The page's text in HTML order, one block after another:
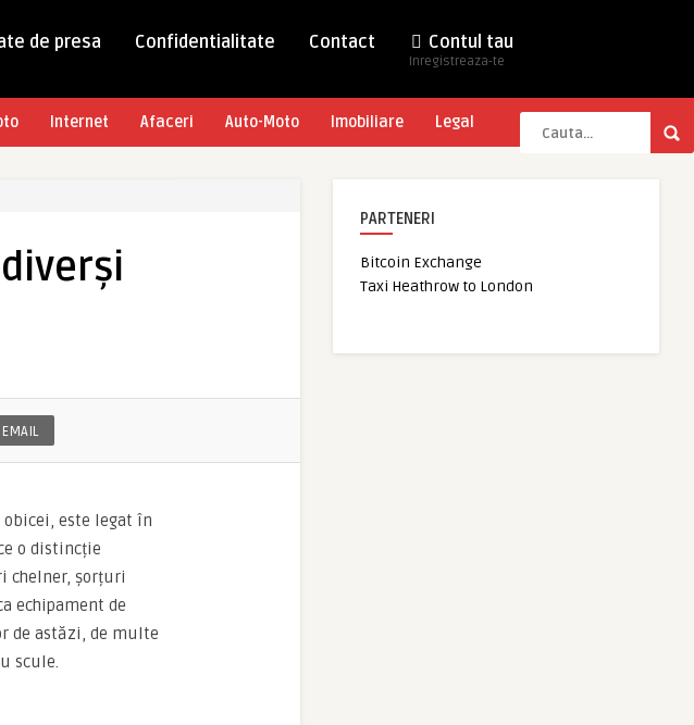
de presa Confidentialitate Contact Contul tau
Inregistreaza-te
Internet Afaceri Auto-Moto Imobiliare Legal
EMAIL
este legat în
o distincție
chelner, șorțuri
echipament de
de astăzi, de multe
scule.
PARTENERI
Bitcoin Exchange
Taxi Heathrow to London